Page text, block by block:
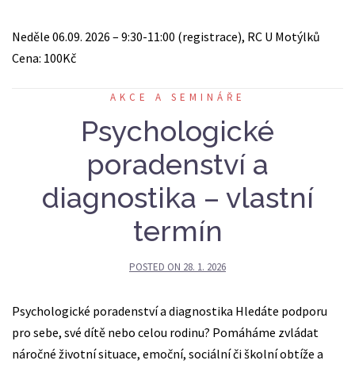
Neděle 06.09. 2026 – 9:30-11:00 (registrace), RC U Motýlků
Cena: 100Kč
AKCE A SEMINÁŘE
Psychologické
poradenství a
diagnostika – vlastní
termín
POSTED ON 28. 1. 2026
Psychologické poradenství a diagnostika Hledáte podporu
pro sebe, své dítě nebo celou rodinu? Pomáháme zvládat
náročné životní situace, emoční, sociální či školní obtíže a